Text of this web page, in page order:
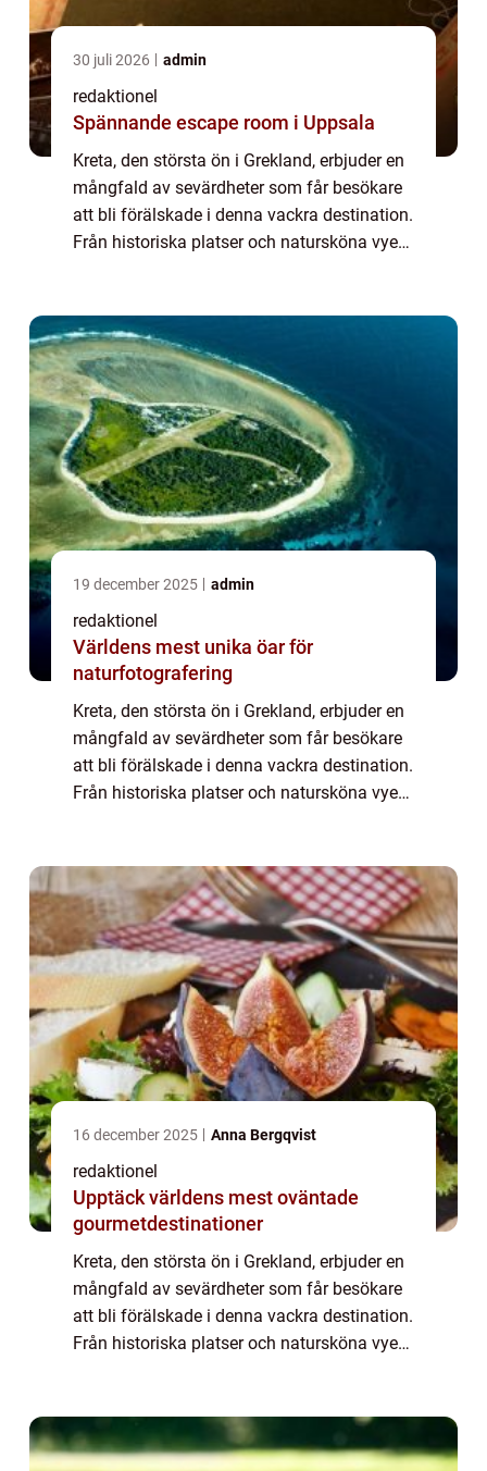
30 juli 2026 admin
redaktionel
Spännande escape room i Uppsala
Kreta, den största ön i Grekland, erbjuder en
mångfald av sevärdheter som får besökare
att bli förälskade i denna vackra destination.
Från historiska platser och natursköna vyer
19 december 2025 admin
redaktionel
Världens mest unika öar för
naturfotografering
Kreta, den största ön i Grekland, erbjuder en
mångfald av sevärdheter som får besökare
att bli förälskade i denna vackra destination.
Från historiska platser och natursköna vyer
16 december 2025 Anna Bergqvist
redaktionel
Upptäck världens mest oväntade
gourmetdestinationer
Kreta, den största ön i Grekland, erbjuder en
mångfald av sevärdheter som får besökare
att bli förälskade i denna vackra destination.
Från historiska platser och natursköna vyer